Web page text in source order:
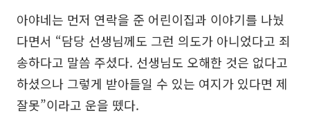
아야네는 먼저 연락을 준 어린이집과 이야기를 나눴
다면서 “담당 선생님께도 그런 의도가 아니었다고 죄
송하다고 말씀 주셨다. 선생님도 오해한 것은 없다고
하셨으나 그렇게 받아들일 수 있는 여지가 있다면 제
잘못”이라고 운을 뗐다.